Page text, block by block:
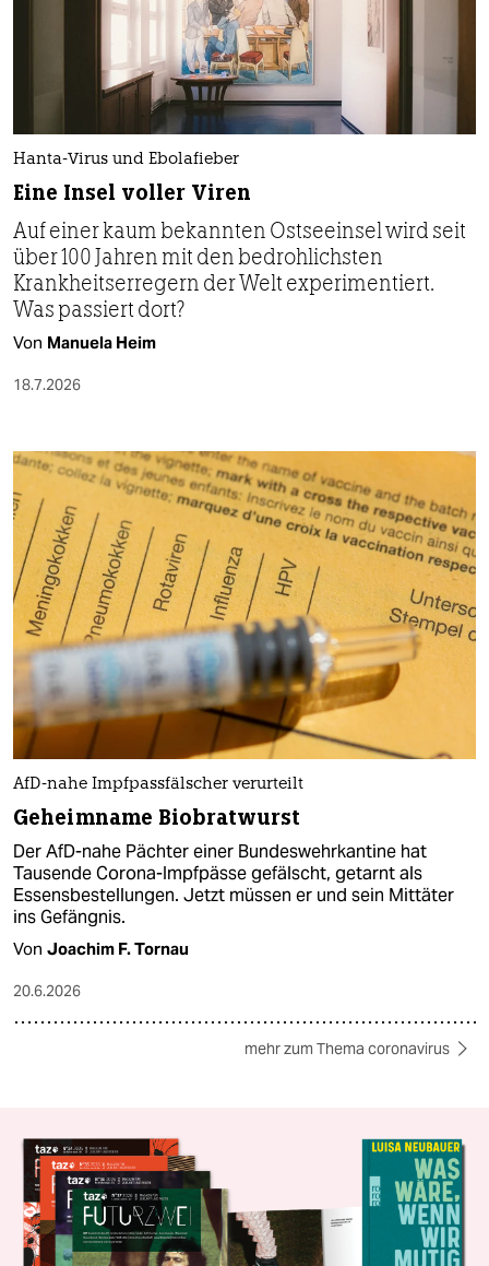
Hanta-Virus und Ebolafieber
Eine Insel voller Viren
Auf einer kaum bekannten Ostseeinsel wird seit
über 100 Jahren mit den bedrohlichsten
Krankheitserregern der Welt experimentiert.
Was passiert dort?
Von Manuela Heim
18.7.2026
AfD-nahe Impfpassfälscher verurteilt
Geheimname Biobratwurst
Der AfD-nahe Pächter einer Bundeswehrkantine hat
Tausende Corona-Impfpässe gefälscht, getarnt als
Essensbestellungen. Jetzt müssen er und sein Mittäter
ins Gefängnis.
Von Joachim F. Tornau
20.6.2026
mehr zum Thema coronavirus